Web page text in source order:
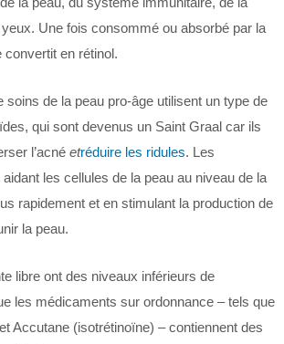
Une fois consommé ou absorbé par la
en rétinol.
soins de la peau pro-âge utilisent un type de
qui sont devenus un Saint Graal car ils
l’acné etréduire les ridules. Les
les cellules de la peau au niveau de la
rapidement et en stimulant la production de
la peau.
libre ont des niveaux inférieurs de
les médicaments sur ordonnance – tels que
Accutane (isotrétinoïne) – contiennent des